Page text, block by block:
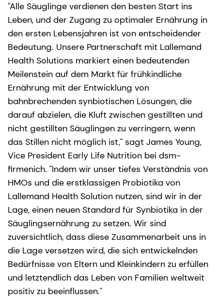
"Alle Säuglinge verdienen den besten Start ins
Leben, und der Zugang zu optimaler Ernährung in
den ersten Lebensjahren ist von entscheidender
Bedeutung. Unsere Partnerschaft mit Lallemand
Health Solutions markiert einen bedeutenden
Meilenstein auf dem Markt für frühkindliche
Ernährung mit der Entwicklung von
bahnbrechenden synbiotischen Lösungen, die
darauf abzielen, die Kluft zwischen gestillten und
nicht gestillten Säuglingen zu verringern, wenn
das Stillen nicht möglich ist," sagt James Young,
Vice President Early Life Nutrition bei dsm-
firmenich. "Indem wir unser tiefes Verständnis von
HMOs und die erstklassigen Probiotika von
Lallemand Health Solution nutzen, sind wir in der
Lage, einen neuen Standard für Synbiotika in der
Säuglingsernährung zu setzen. Wir sind
zuversichtlich, dass diese Zusammenarbeit uns in
die Lage versetzen wird, die sich entwickelnden
Bedürfnisse von Eltern und Kleinkindern zu erfüllen
und letztendlich das Leben von Familien weltweit
positiv zu beeinflussen."